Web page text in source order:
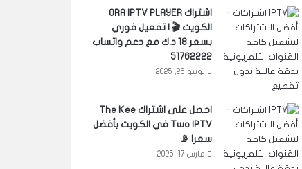
اشتراك ORA IPTV PLAYER
الكويت 🎬 | تفعيل فوري
بسعر 18 د.ك مع دعم واتساب
51762222
يونيو 26, 2025
احصل على اشتراك The Kee
Two IPTV في الكويت بأفضل
سعر! 📡
مارس 17, 2025